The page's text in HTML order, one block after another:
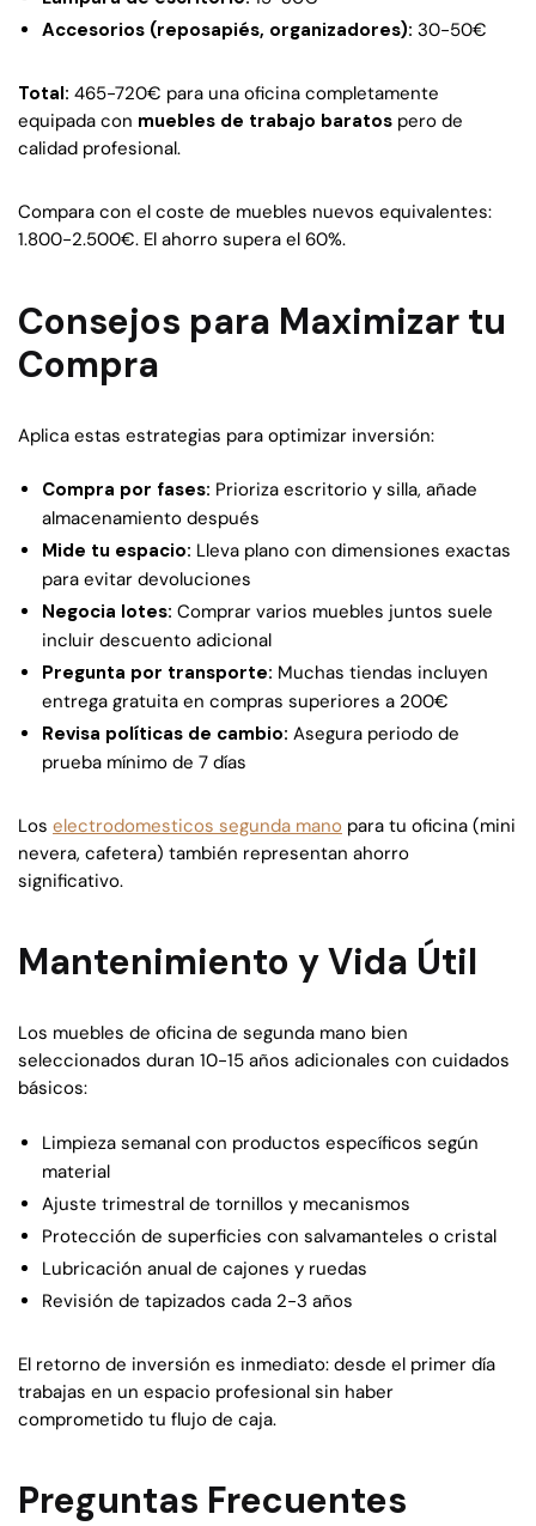
Accesorios (reposapiés, organizadores): 30-50€
Total: 465-720€ para una oficina completamente
equipada con muebles de trabajo baratos pero de
calidad profesional.
Compara con el coste de muebles nuevos equivalentes:
1.800-2.500€. El ahorro supera el 60%.
Consejos para Maximizar tu
Compra
Aplica estas estrategias para optimizar inversión:
Compra por fases: Prioriza escritorio y silla, añade
almacenamiento después
Mide tu espacio: Lleva plano con dimensiones exactas
para evitar devoluciones
Negocia lotes: Comprar varios muebles juntos suele
incluir descuento adicional
Pregunta por transporte: Muchas tiendas incluyen
entrega gratuita en compras superiores a 200€
Revisa políticas de cambio: Asegura periodo de
prueba mínimo de 7 días
Los electrodomesticos segunda mano para tu oficina (mini
nevera, cafetera) también representan ahorro
significativo.
Mantenimiento y Vida Útil
Los muebles de oficina de segunda mano bien
seleccionados duran 10-15 años adicionales con cuidados
básicos:
Limpieza semanal con productos específicos según
material
Ajuste trimestral de tornillos y mecanismos
Protección de superficies con salvamanteles o cristal
Lubricación anual de cajones y ruedas
Revisión de tapizados cada 2-3 años
El retorno de inversión es inmediato: desde el primer día
trabajas en un espacio profesional sin haber
comprometido tu flujo de caja.
Preguntas Frecuentes